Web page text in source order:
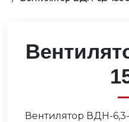
Вентилятор ВДН-